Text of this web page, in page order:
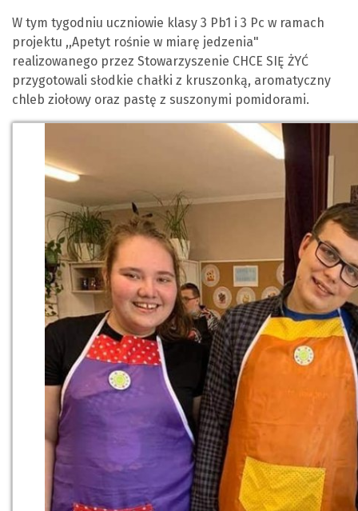
W tym tygodniu uczniowie klasy 3 Pb1 i 3 Pc w ramach
projektu ,,Apetyt rośnie w miarę jedzenia"
realizowanego przez Stowarzyszenie CHCE SIĘ ŻYĆ
przygotowali słodkie chałki z kruszonką, aromatyczny
chleb ziołowy oraz pastę z suszonymi pomidorami.